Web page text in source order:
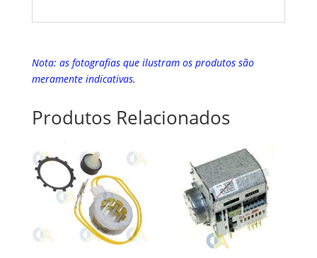
Nota: as fotografias que ilustram os produtos são
meramente indicativas.
Produtos Relacionados